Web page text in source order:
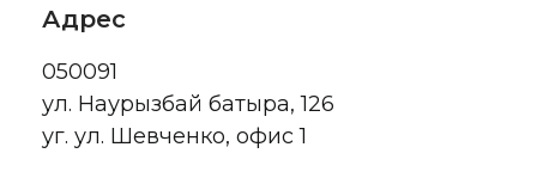
Адрес
050091
ул. Наурызбай батыра, 126
уг. ул. Шевченко, офис 1